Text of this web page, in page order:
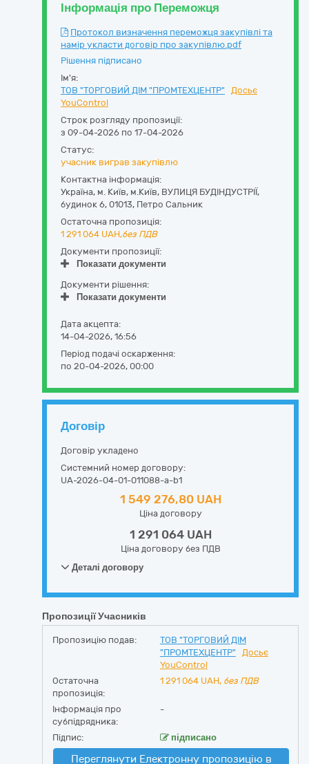
Інформація про Переможця
Протокол визначення переможця закупівлі та
намір укласти договір про закупівлю.pdf
Рішення підписано
Ім'я:
ТОВ "ТОРГОВИЙ ДІМ "ПРОМТЕХЦЕНТР"
Досьє
YouControl
Строк розгляду пропозиції:
з 09-04-2026 по 17-04-2026
Статус:
учасник виграв закупівлю
Контактна інформація:
Україна, м. Київ, м.Київ, ВУЛИЦЯ БУДІНДУСТРІЇ,
будинок 6, 01013, Петро Сальник
Остаточна пропозиція:
1 291 064 UAH,без ПДВ
Документи пропозиції:
Показати документи
Документи рішення:
Показати документи
Дата акцепта:
14-04-2026, 16:56
Період подачі оскарження:
по 20-04-2026, 00:00
Договір
Договір укладено
Системний номер договору:
UA-2026-04-01-011088-a-b1
1 549 276,80 UAH
Ціна договору
1 291 064 UAH
Ціна договору без ПДВ
Деталі договору
Пропозиції Учасників
Пропозицію подав:
ТОВ "ТОРГОВИЙ ДІМ
"ПРОМТЕХЦЕНТР"
Досьє
YouControl
Остаточна
пропозиція:
1 291 064 UAH, без ПДВ
Інформація про
субпідрядника:
-
Підпис: підписано
Переглянути Електронну пропозицію в